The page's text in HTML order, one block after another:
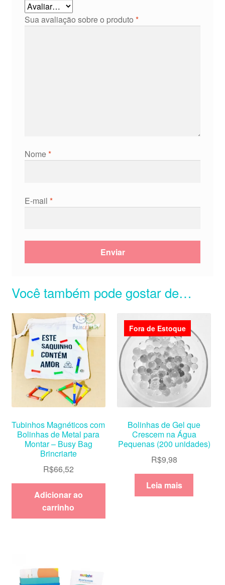
Sua avaliação sobre o produto *
Nome*
E-mail *
Você também pode gostar de…
Tubinhos Magnéticos com
Bolinhas de Metal para
Montar – Busy Bag
Brincriarte
R$66,52
Adicionar ao
carrinho
Fora de Estoque
Bolinhas de Gel que
Crescem na Água
Pequenas (200 unidades)
R$9,98
Leia mais